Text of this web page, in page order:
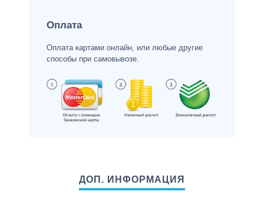
Оплата
Оплата картами онлайн, или любые другие
способы при самовывозе.